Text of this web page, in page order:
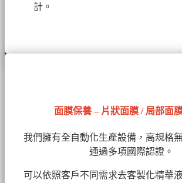
計。
面膜保養 – 片狀面膜 / 局部面
我們擁有全自動化生產設備，高規格
通過多項國際認證。
可以依照客戶不同需求去客製化精華